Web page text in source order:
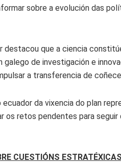
sobre a evolución das
destacou que a ciencia
galego de investigación e
a transferencia de
ecuador da vixencia do plan
os retos pendentes para
CUESTIÓNS